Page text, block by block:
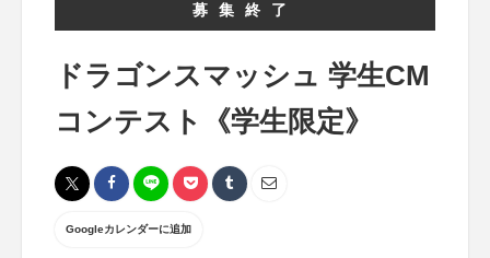
募集終了
ドラゴンスマッシュ 学生CM
コンテスト《学生限定》
Googleカレンダーに追加